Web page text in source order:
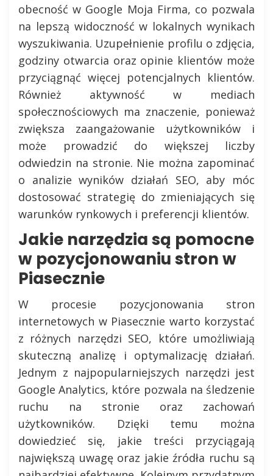
obecność w Google Moja Firma, co pozwala
na lepszą widoczność w lokalnych wynikach
wyszukiwania. Uzupełnienie profilu o zdjęcia,
godziny otwarcia oraz opinie klientów może
przyciągnąć więcej potencjalnych klientów.
Również aktywność w mediach
społecznościowych ma znaczenie, ponieważ
zwiększa zaangażowanie użytkowników i
może prowadzić do większej liczby
odwiedzin na stronie. Nie można zapominać
o analizie wyników działań SEO, aby móc
dostosować strategię do zmieniających się
warunków rynkowych i preferencji klientów.
Jakie narzędzia są pomocne
w pozycjonowaniu stron w
Piasecznie
W procesie pozycjonowania stron
internetowych w Piasecznie warto korzystać
z różnych narzędzi SEO, które umożliwiają
skuteczną analizę i optymalizację działań.
Jednym z najpopularniejszych narzędzi jest
Google Analytics, które pozwala na śledzenie
ruchu na stronie oraz zachowań
użytkowników. Dzięki temu można
dowiedzieć się, jakie treści przyciągają
największą uwagę oraz jakie źródła ruchu są